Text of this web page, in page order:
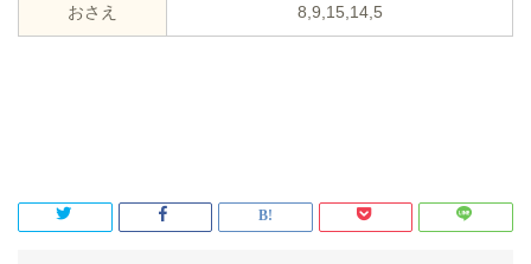
おさえ 8,9,15,14,5